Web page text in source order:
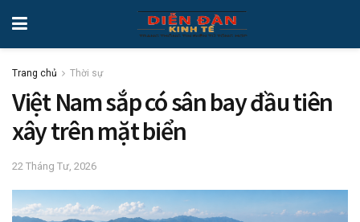
Trang chủ Thời sự
Việt Nam sắp có sân bay đầu tiên
xây trên mặt biển
22 Tháng Tư, 2026